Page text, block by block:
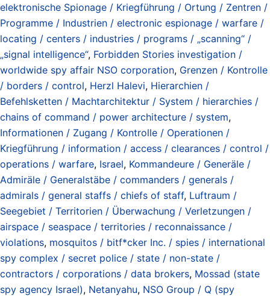
elektronische Spionage / Kriegführung / Ortung / Zentren /
Programme / Industrien / electronic espionage / warfare /
locating / centers / industries / programs / „scanning“ /
„signal intelligence“, Forbidden Stories investigation /
worldwide spy affair NSO corporation, Grenzen / Kontrolle
/ borders / control, Herzl Halevi, Hierarchien /
Befehlsketten / Machtarchitektur / System / hierarchies /
chains of command / power architecture / system,
Informationen / Zugang / Kontrolle / Operationen /
Kriegführung / information / access / clearances / control /
operations / warfare, Israel, Kommandeure / Generäle /
Admiräle / Generalstäbe / commanders / generals /
admirals / general staffs / chiefs of staff, Luftraum /
Seegebiet / Territorien / Überwachung / Verletzungen /
airspace / seaspace / territories / reconnaissance /
violations, mosquitos / bitf*cker Inc. / spies / international
spy complex / secret police / state / non-state /
contractors / corporations / data brokers, Mossad (state
spy agency Israel), Netanyahu, NSO Group / Q (spy